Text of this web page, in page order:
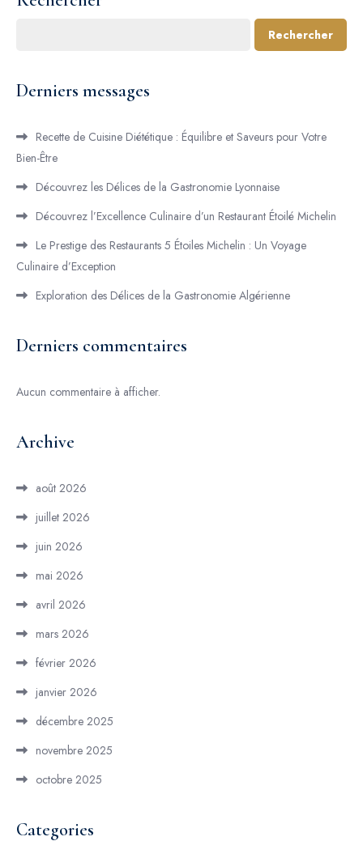
Rechercher
Derniers messages
Recette de Cuisine Diététique : Équilibre et Saveurs pour Votre
Bien-Être
Découvrez les Délices de la Gastronomie Lyonnaise
Découvrez l’Excellence Culinaire d’un Restaurant Étoilé Michelin
Le Prestige des Restaurants 5 Étoiles Michelin : Un Voyage
Culinaire d’Exception
Exploration des Délices de la Gastronomie Algérienne
Derniers commentaires
Aucun commentaire à afficher.
Archive
août 2026
juillet 2026
juin 2026
mai 2026
avril 2026
mars 2026
février 2026
janvier 2026
décembre 2025
novembre 2025
octobre 2025
Categories